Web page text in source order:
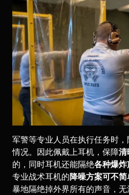
军警等专业人员在执行任务时
情况。因此佩戴上耳机，保障清
的，同时耳机还能隔绝各种爆炸
专业战术耳机的降噪方案可不简
暴地隔绝掉外界所有的声音，